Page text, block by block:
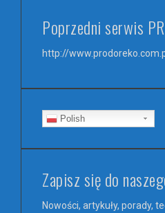
Poprzedni serwis
http://
Polish
Zapisz się do
Nowości, artykuły, porady,